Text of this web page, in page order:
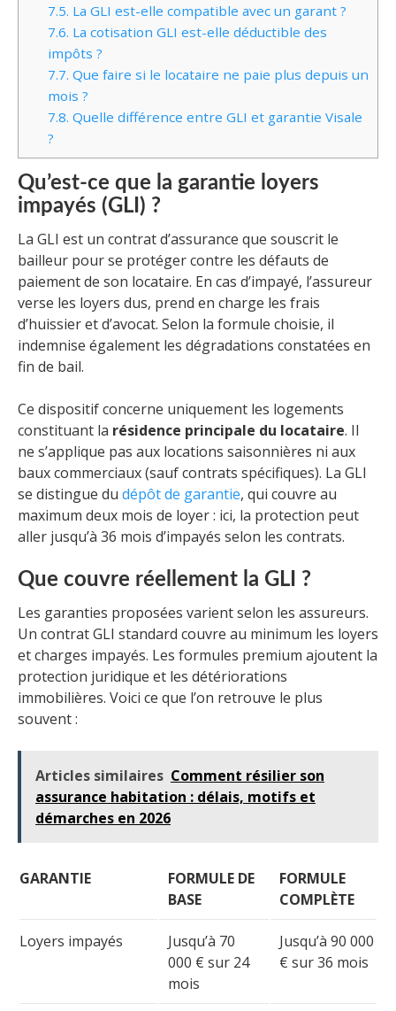
7.5. La GLI est-elle compatible avec un garant ?
7.6. La cotisation GLI est-elle déductible des
impôts ?
7.7. Que faire si le locataire ne paie plus depuis un
mois ?
7.8. Quelle différence entre GLI et garantie Visale
?
Qu’est-ce que la garantie loyers
impayés (GLI) ?
La GLI est un contrat d’assurance que souscrit le
bailleur pour se protéger contre les défauts de
paiement de son locataire. En cas d’impayé, l’assureur
verse les loyers dus, prend en charge les frais
d’huissier et d’avocat. Selon la formule choisie, il
indemnise également les dégradations constatées en
fin de bail.
Ce dispositif concerne uniquement les logements
constituant la résidence principale du locataire. Il
ne s’applique pas aux locations saisonnières ni aux
baux commerciaux (sauf contrats spécifiques). La GLI
se distingue du dépôt de garantie, qui couvre au
maximum deux mois de loyer : ici, la protection peut
aller jusqu’à 36 mois d’impayés selon les contrats.
Que couvre réellement la GLI ?
Les garanties proposées varient selon les assureurs.
Un contrat GLI standard couvre au minimum les loyers
et charges impayés. Les formules premium ajoutent la
protection juridique et les détériorations
immobilières. Voici ce que l’on retrouve le plus
souvent :
Articles similaires Comment résilier son
assurance habitation : délais, motifs et
démarches en 2026
GARANTIE
FORMULE DE
BASE
FORMULE
COMPLÈTE
Loyers impayés
Jusqu’à 70
000 € sur 24
mois
Jusqu’à 90 000
€ sur 36 mois